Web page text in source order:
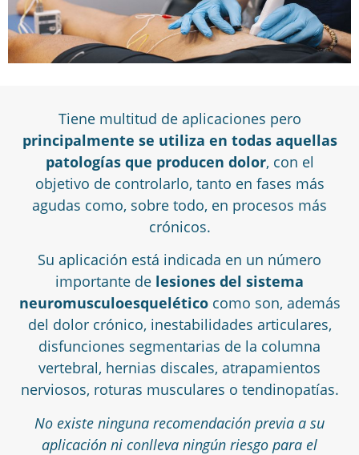
Tiene multitud de aplicaciones pero
principalmente se utiliza en todas aquellas
patologías que producen dolor, con el
objetivo de controlarlo, tanto en fases más
agudas como, sobre todo, en procesos más
crónicos.
Su aplicación está indicada en un número
importante de lesiones del sistema
neuromusculoesqueléticocomo son, además
del dolor crónico, inestabilidades articulares,
disfunciones segmentarias de la columna
vertebral, hernias discales, atrapamientos
nerviosos, roturas musculares o tendinopatías.
No existe ninguna recomendación previa a su
aplicación ni conlleva ningún riesgo para el